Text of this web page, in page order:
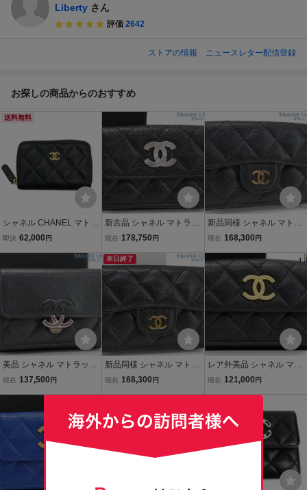
Liberty さん
評価 2642
ストアの情報 ニュースレター配信登録
お探しの商品からのおすすめ
送料無料
シャネル CHANEL マトラ
ッセ コインパース コイン
ラック ゴールド金具 22番
台 ココマーク
即決 62,000 円
新古品 シャネル マトラッ
セ ココマーク キャビアス
ォレット 三つ折り財布 ブ
ラック AP4328
現在 178,750 円
新品同様 シャネル マトラ
ッセ ココマーク キャビア
ル フラップ ウォレット 三
つ折り財布 AP0230 A844
01
現在 168,300 円
美品 シャネル マトラッセ
ココマーク ソフトキャビ
レット 三つ折り財布
現在 137,500 円
本日終了
新品同様 シャネル マトラ
ッセ キャビアスキン クラ
コンパクト財布 ブラック
現在 168,300 円
レア外美品 シャネル マト
ラッセ ココマーク キャビ
布 ブラック ゴールド金具
AP3518
現在 121,000 円